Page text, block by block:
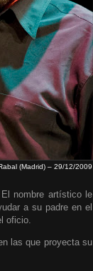
(Madrid) – 29/12/2009
nombre artístico le
a su padre en el
oficio.
las que proyecta su